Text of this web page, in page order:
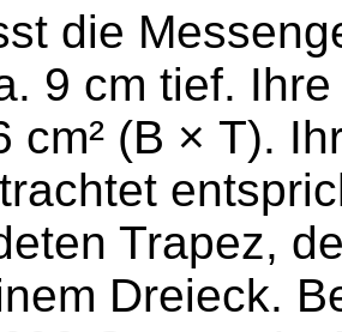
die
9 cm tief.
cm² (B × T).
Trapez,
Dreieck.